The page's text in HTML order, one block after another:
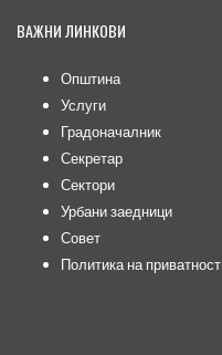
ВАЖНИ ЛИНКОВИ
Општина
Услуги
Градоначалник
Секретар
Сектори
Урбани заедници
Совет
Политика на приватност